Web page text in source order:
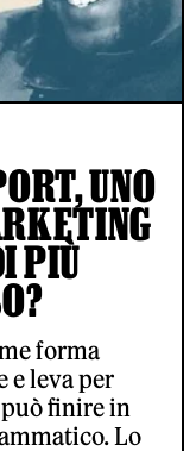
UNO
PIÙ
forma
e leva per
finire in
Lo